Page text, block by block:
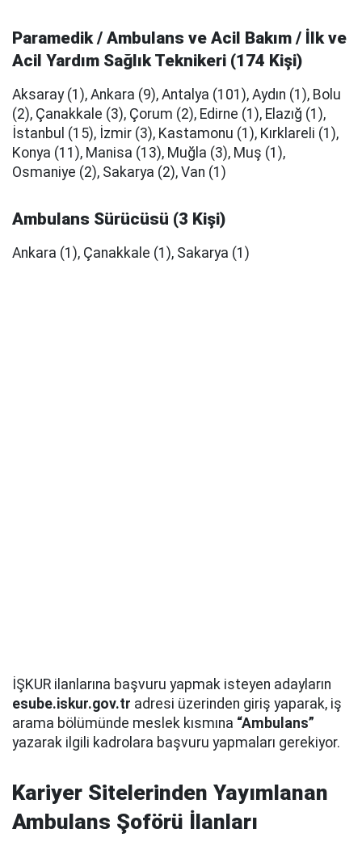
Paramedik / Ambulans ve Acil Bakım / İlk ve
Acil Yardım Sağlık Teknikeri (174 Kişi)
Aksaray (1), Ankara (9), Antalya (101), Aydın (1), Bolu
(2), Çanakkale (3), Çorum (2), Edirne (1), Elazığ (1),
İstanbul (15), İzmir (3), Kastamonu (1), Kırklareli (1),
Konya (11), Manisa (13), Muğla (3), Muş (1),
Osmaniye (2), Sakarya (2), Van (1)
Ambulans Sürücüsü (3 Kişi)
Ankara (1), Çanakkale (1), Sakarya (1)
İŞKUR ilanlarına başvuru yapmak isteyen adayların
esube.iskur.gov.tr adresi üzerinden giriş yaparak, iş
arama bölümünde meslek kısmına “Ambulans”
yazarak ilgili kadrolara başvuru yapmaları gerekiyor.
Kariyer Sitelerinden Yayımlanan
Ambulans Şoförü İlanları